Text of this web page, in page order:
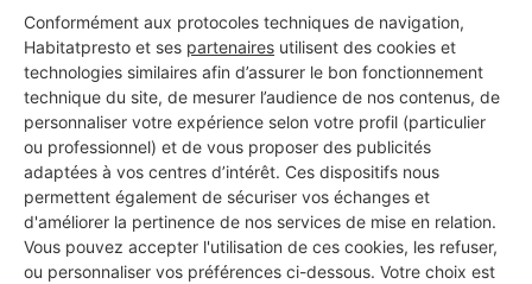
Conformément aux protocoles techniques de navigation,
Habitatpresto et ses partenaires utilisent des cookies et
technologies similaires afin d’assurer le bon fonctionnement
technique du site, de mesurer l’audience de nos contenus, de
personnaliser votre expérience selon votre profil (particulier
ou professionnel) et de vous proposer des publicités
adaptées à vos centres d’intérêt. Ces dispositifs nous
permettent également de sécuriser vos échanges et
d'améliorer la pertinence de nos services de mise en relation.
Vous pouvez accepter l'utilisation de ces cookies, les refuser,
ou personnaliser vos préférences ci-dessous. Votre choix est
Vous souhaitez réaliser des travaux et ne savez quel professionnel
choisir ? Demandez des devis travauxauprès de notre réseau de 5 000
professionnels partout en France.
DEMANDER UN DEVIS